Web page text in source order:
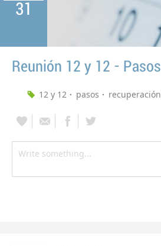
31
Reunión 12 y 12 - Pasos
12 y 12 pasos recuperación